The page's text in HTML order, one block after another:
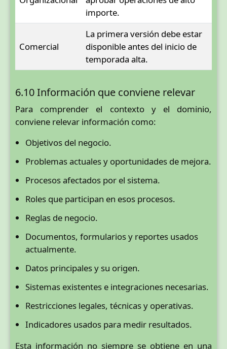
importe.
Comercial
La primera versión debe estar
disponible antes del inicio de
temporada alta.
6.10 Información que conviene relevar
Para comprender el contexto y el dominio,
conviene relevar información como:
Objetivos del negocio.
Problemas actuales y oportunidades de mejora.
Procesos afectados por el sistema.
Roles que participan en esos procesos.
Reglas de negocio.
Documentos, formularios y reportes usados
actualmente.
Datos principales y su origen.
Sistemas existentes e integraciones necesarias.
Restricciones legales, técnicas y operativas.
Indicadores usados para medir resultados.
Esta información no siempre se obtiene en una